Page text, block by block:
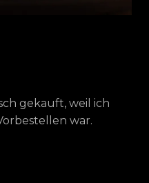
gekauft, weil ich
war.